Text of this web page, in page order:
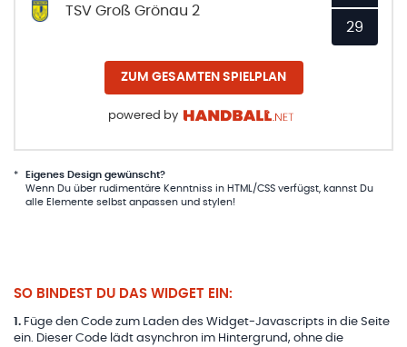
TSV Groß Grönau 2
29
ZUM GESAMTEN SPIELPLAN
powered by
*
Eigenes Design gewünscht?
Wenn Du über rudimentäre Kenntniss in HTML/CSS verfügst, kannst Du
alle Elemente selbst anpassen und stylen!
SO BINDEST DU DAS WIDGET EIN:
1 . Füge den Code zum Laden des Widget-Javascripts in die Seite
ein. Dieser Code lädt asynchron im Hintergrund, ohne die